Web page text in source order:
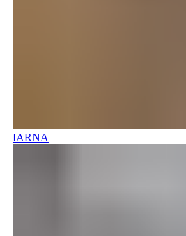
IARNA